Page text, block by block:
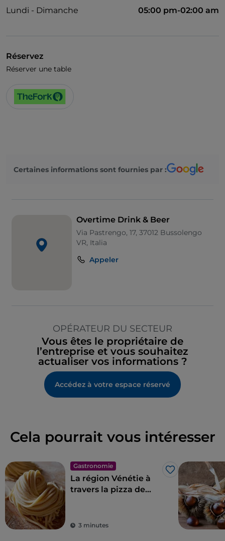
Lundi - Dimanche
05:00 pm-02:00 am
Réservez
Réserver une table
Certaines informations sont fournies par :
Overtime Drink & Beer
Via Pastrengo, 17, 37012 Bussolengo
VR, Italia
Appeler
OPÉRATEUR DU SECTEUR
Vous êtes le propriétaire de
l’entreprise et vous souhaitez
actualiser vos informations ?
Accédez à votre espace réservé
Cela pourrait vous intéresser
Gastronomie
J’aime
La région Vénétie à
travers la pizza de
3 minutes